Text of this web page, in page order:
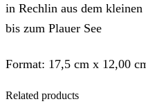
in Rechlin aus dem
bis zum Plauer See
Format: 17,5 cm x 12,00
Related products